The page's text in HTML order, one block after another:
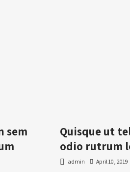
sem
Quisque ut
odio rutrum
admin April 10, 2019